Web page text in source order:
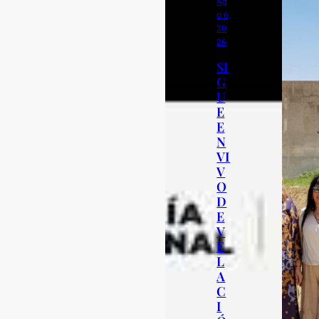
o 6,
20
26
SI
G
U
E
E
N
VI
V
O
D
E
V
E
L
A
C
I